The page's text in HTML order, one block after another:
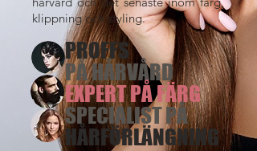
klippning och styling.
PROFFS
PÅ HÅRVÅRD
EXPERT PÅ FÄRG
SPECIALIST PÅ
HÅRFÖRLÄNGNING